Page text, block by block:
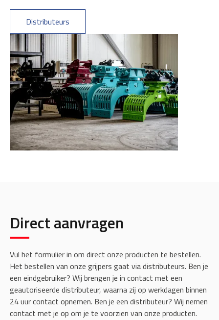
Distributeurs
Direct aanvragen
Vul het formulier in om direct onze producten te bestellen.
Het bestellen van onze grijpers gaat via distributeurs. Ben je
een eindgebruiker? Wij brengen je in contact met een
geautoriseerde distributeur, waarna zij op werkdagen binnen
24 uur contact opnemen. Ben je een distributeur? Wij nemen
contact met je op om je te voorzien van onze producten.